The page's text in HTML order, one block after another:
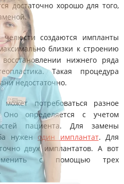
достаточно хорошо для того,
создаются импланты
близки к строению
нижнего ряда
Такая процедура
недостаточно.
потребоваться разное
Оно определяется с учетом
пациента. Для замены
нужен один имплантат. Для
двух имплантатов. А вот
с помощью трех